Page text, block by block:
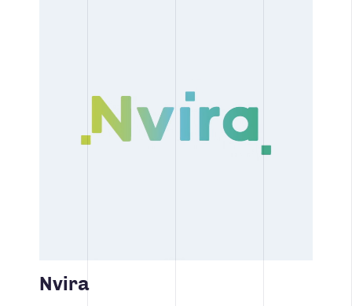
Nvira